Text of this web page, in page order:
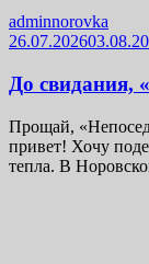
adminnorovka
26.07.2026
До свидания,
Прощай,
привет! Хочу
тепла. В